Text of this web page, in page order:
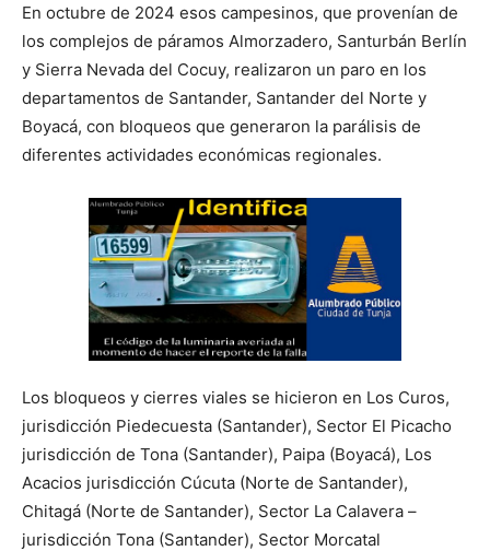
En octubre de 2024 esos campesinos, que provenían de
los complejos de páramos Almorzadero, Santurbán Berlín
y Sierra Nevada del Cocuy, realizaron un paro en los
departamentos de Santander, Santander del Norte y
Boyacá, con bloqueos que generaron la parálisis de
diferentes actividades económicas regionales.
Los bloqueos y cierres viales se hicieron en Los Curos,
jurisdicción Piedecuesta (Santander), Sector El Picacho
jurisdicción de Tona (Santander), Paipa (Boyacá), Los
Acacios jurisdicción Cúcuta (Norte de Santander),
Chitagá (Norte de Santander), Sector La Calavera –
jurisdicción Tona (Santander), Sector Morcatal